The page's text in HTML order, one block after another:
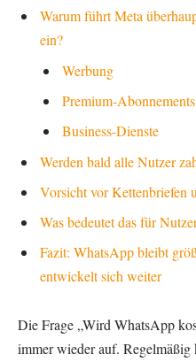
Warum führt Meta
ein?
Werbung
Premium-Abonnements
Business-Dienste
Werden bald alle Nutzer
Vorsicht vor Kettenbriefen
Was bedeutet das für
Fazit: WhatsApp bleibt
entwickelt sich weiter
Die Frage „Wird WhatsApp
immer wieder auf.